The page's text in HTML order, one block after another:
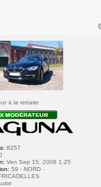
à la retraite
8257
Ven Sep 15, 2006 1:25
59 - NORD -